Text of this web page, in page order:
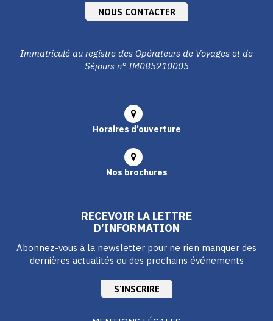
NOUS CONTACTER
Immatriculé au registre des Opérateurs de Voyages et de
Séjours n° IM085210005
Horaires d’ouverture
Nos brochures
RECEVOIR LA LETTRE
D’INFORMATION
Abonnez-vous à la newsletter pour ne rien manquer des
dernières actualités ou des prochains événements
S'INSCRIRE